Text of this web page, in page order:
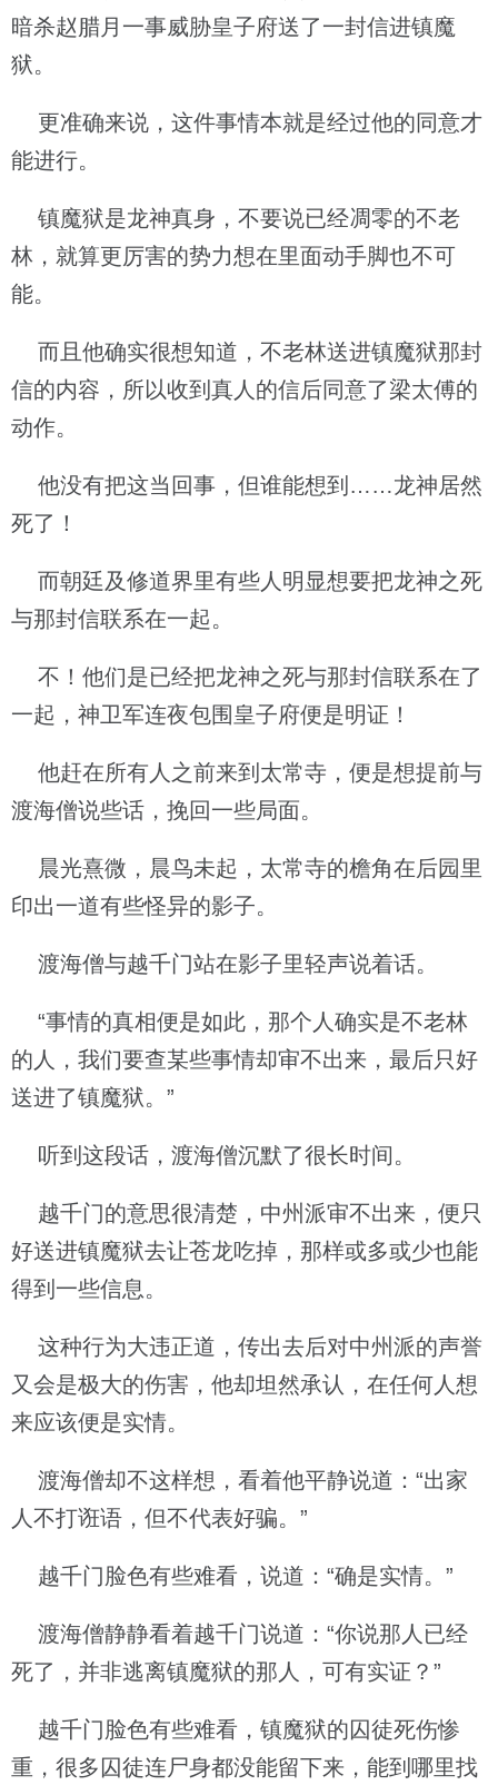
暗杀赵腊月一事威胁皇子府送了一封信进镇魔
狱。
更准确来说，这件事情本就是经过他的同意才
能进行。
镇魔狱是龙神真身，不要说已经凋零的不老
林，就算更厉害的势力想在里面动手脚也不可
能。
而且他确实很想知道，不老林送进镇魔狱那封
信的内容，所以收到真人的信后同意了梁太傅的
动作。
他没有把这当回事，但谁能想到……龙神居然
死了！
而朝廷及修道界里有些人明显想要把龙神之死
与那封信联系在一起。
不！他们是已经把龙神之死与那封信联系在了
一起，神卫军连夜包围皇子府便是明证！
他赶在所有人之前来到太常寺，便是想提前与
渡海僧说些话，挽回一些局面。
晨光熹微，晨鸟未起，太常寺的檐角在后园里
印出一道有些怪异的影子。
渡海僧与越千门站在影子里轻声说着话。
“事情的真相便是如此，那个人确实是不老林
的人，我们要查某些事情却审不出来，最后只好
送进了镇魔狱。”
听到这段话，渡海僧沉默了很长时间。
越千门的意思很清楚，中州派审不出来，便只
好送进镇魔狱去让苍龙吃掉，那样或多或少也能
得到一些信息。
这种行为大违正道，传出去后对中州派的声誉
又会是极大的伤害，他却坦然承认，在任何人想
来应该便是实情。
渡海僧却不这样想，看着他平静说道：“出家
人不打诳语，但不代表好骗。”
越千门脸色有些难看，说道：“确是实情。”
渡海僧静静看着越千门说道：“你说那人已经
死了，并非逃离镇魔狱的那人，可有实证？”
越千门脸色有些难看，镇魔狱的囚徒死伤惨
重，很多囚徒连尸身都没能留下来，能到哪里找